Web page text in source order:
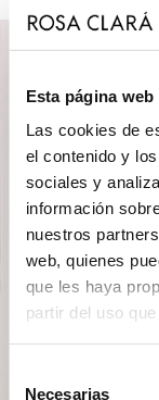
Esta página
Las cookies de
el contenido y
sociales y
información
nuestros
web, quienes
que les haya
partir del uso
Necesarias